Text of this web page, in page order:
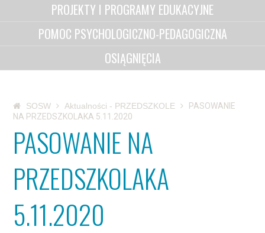
PROJEKTY I PROGRAMY EDUKACYJNE
POMOC PSYCHOLOGICZNO-PEDAGOGICZNA
OSIĄGNIĘCIA
SOSW Aktualności - PRZEDSZKOLE
PASOWANIE
NA PRZEDSZKOLAKA 5.11.2020
PASOWANIE NA
PRZEDSZKOLAKA
5.11.2020